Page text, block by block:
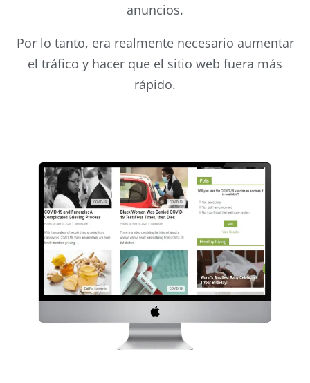
anuncios.
Por lo tanto, era realmente necesario aumentar
el tráfico y hacer que el sitio web fuera más
rápido.